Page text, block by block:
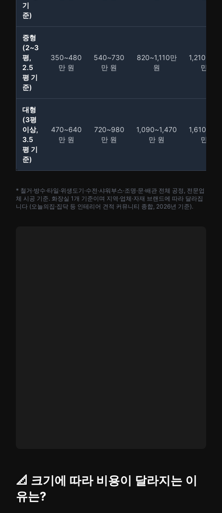
기
준)
중형
(2~3
평,
2.5
평 기
준)
350~480
만 원
540~730
만 원
820~1,110만
원
만 원
대형
(3평
이상,
3.5
평 기
준)
470~640
만 원
720~980
만 원
1,090~1,470
만 원
만 원
* 철거·방수·타일·위생도기·수전·샤워부스·조명·문·배관 전체 공정, 전문업
체 시공 기준. 화장실 1개 기준이며 지역·업체·자재 브랜드에 따라 달라집
니다 (오늘의집·집닥 등 인테리어 견적 커뮤니티 종합, 2026년 기준).
📐 크기에 따라 비용이 달라지는 이
유는?